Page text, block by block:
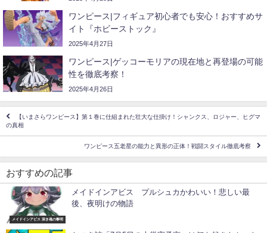
ワンピース|フィギュア初心者でも安心！おすすめサ
イト『ホビーストック』
2025年4月27日
ワンピース|ゲッコーモリアの現在地と再登場の可能
性を徹底考察！
2025年4月26日
【いまさらワンピース】第１巻に仕組まれた壮大な仕掛け！シャンクス、ロジャー、ヒグマ
の真相
ワンピース五老星の能力と異形の正体！戦闘スタイル徹底考察
おすすめの記事
メイドインアビス 深き魂の黎明
メイドインアビス プルシュカかわいい！悲しい最
後、夜明けの物語